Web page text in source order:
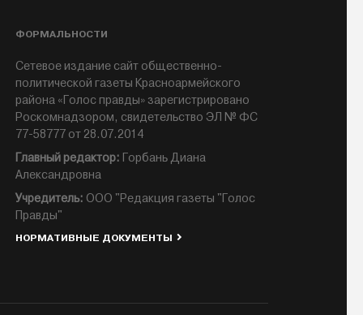
ФОРМАЛЬНОСТИ
Сетевое издание сайт общественно-
политической газеты Красноармейского
района «Голос правды» зарегистрировано
Роскомнадзором, свидетельство ЭЛ № ФС
77-58777 от 28.07.2014
Главный редактор: Горбань Диана
Александровна
Учредитель: ООО "Редакция газеты "Голос
Правды"
НОРМАТИВНЫЕ ДОКУМЕНТЫ